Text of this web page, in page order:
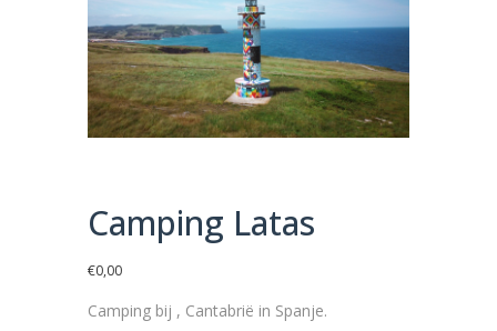
Camping Latas
€0,00
Camping bij , Cantabrië in Spanje.